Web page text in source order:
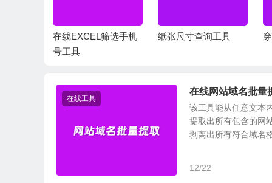
在线EXCEL筛选手机
号工具
纸张尺寸查询工具
在线工具
在线网站域名批量
该工具能从任意文本
提取出所有包含的网
剥离出所有符合域名
12/22